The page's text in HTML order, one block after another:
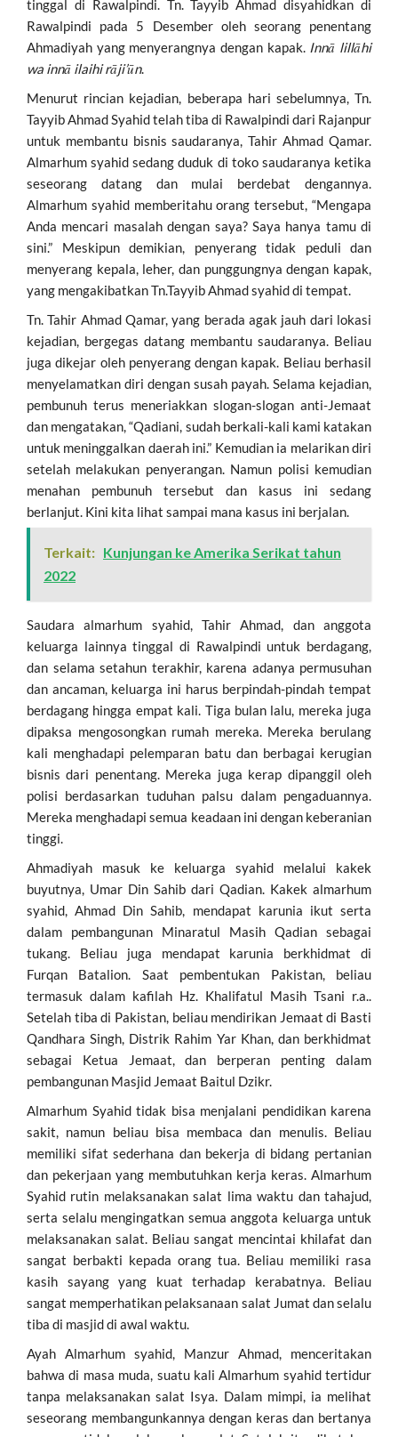
tinggal di Rawalpindi. Tn. Tayyib Ahmad disyahidkan di
Rawalpindi pada 5 Desember oleh seorang penentang
Ahmadiyah yang menyerangnya dengan kapak. Innā lillāhi
wa innā ilaihi rāji’ūn.
Menurut rincian kejadian, beberapa hari sebelumnya, Tn.
Tayyib Ahmad Syahid telah tiba di Rawalpindi dari Rajanpur
untuk membantu bisnis saudaranya, Tahir Ahmad Qamar.
Almarhum syahid sedang duduk di toko saudaranya ketika
seseorang datang dan mulai berdebat dengannya.
Almarhum syahid memberitahu orang tersebut, “Mengapa
Anda mencari masalah dengan saya? Saya hanya tamu di
sini.” Meskipun demikian, penyerang tidak peduli dan
menyerang kepala, leher, dan punggungnya dengan kapak,
yang mengakibatkan Tn.Tayyib Ahmad syahid di tempat.
Tn. Tahir Ahmad Qamar, yang berada agak jauh dari lokasi
kejadian, bergegas datang membantu saudaranya. Beliau
juga dikejar oleh penyerang dengan kapak. Beliau berhasil
menyelamatkan diri dengan susah payah. Selama kejadian,
pembunuh terus meneriakkan slogan-slogan anti-Jemaat
dan mengatakan, “Qadiani, sudah berkali-kali kami katakan
untuk meninggalkan daerah ini.” Kemudian ia melarikan diri
setelah melakukan penyerangan. Namun polisi kemudian
menahan pembunuh tersebut dan kasus ini sedang
berlanjut. Kini kita lihat sampai mana kasus ini berjalan.
Terkait: Kunjungan ke Amerika Serikat tahun
2022
Saudara almarhum syahid, Tahir Ahmad, dan anggota
keluarga lainnya tinggal di Rawalpindi untuk berdagang,
dan selama setahun terakhir, karena adanya permusuhan
dan ancaman, keluarga ini harus berpindah-pindah tempat
berdagang hingga empat kali. Tiga bulan lalu, mereka juga
dipaksa mengosongkan rumah mereka. Mereka berulang
kali menghadapi pelemparan batu dan berbagai kerugian
bisnis dari penentang. Mereka juga kerap dipanggil oleh
polisi berdasarkan tuduhan palsu dalam pengaduannya.
Mereka menghadapi semua keadaan ini dengan keberanian
tinggi.
Ahmadiyah masuk ke keluarga syahid melalui kakek
buyutnya, Umar Din Sahib dari Qadian. Kakek almarhum
syahid, Ahmad Din Sahib, mendapat karunia ikut serta
dalam pembangunan Minaratul Masih Qadian sebagai
tukang. Beliau juga mendapat karunia berkhidmat di
Furqan Batalion. Saat pembentukan Pakistan, beliau
termasuk dalam kafilah Hz. Khalifatul Masih Tsani r.a..
Setelah tiba di Pakistan, beliau mendirikan Jemaat di Basti
Qandhara Singh, Distrik Rahim Yar Khan, dan berkhidmat
sebagai Ketua Jemaat, dan berperan penting dalam
pembangunan Masjid Jemaat Baitul Dzikr.
Almarhum Syahid tidak bisa menjalani pendidikan karena
sakit, namun beliau bisa membaca dan menulis. Beliau
memiliki sifat sederhana dan bekerja di bidang pertanian
dan pekerjaan yang membutuhkan kerja keras. Almarhum
Syahid rutin melaksanakan salat lima waktu dan tahajud,
serta selalu mengingatkan semua anggota keluarga untuk
melaksanakan salat. Beliau sangat mencintai khilafat dan
sangat berbakti kepada orang tua. Beliau memiliki rasa
kasih sayang yang kuat terhadap kerabatnya. Beliau
sangat memperhatikan pelaksanaan salat Jumat dan selalu
tiba di masjid di awal waktu.
Ayah Almarhum syahid, Manzur Ahmad, menceritakan
bahwa di masa muda, suatu kali Almarhum syahid tertidur
tanpa melaksanakan salat Isya. Dalam mimpi, ia melihat
seseorang membangunkannya dengan keras dan bertanya